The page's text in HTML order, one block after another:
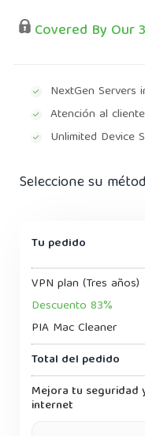
Covered By Our
NextGen Servers
Atención al
Unlimited Device
Seleccione su
Tu pedido
VPN plan (Tres años)
Descuento 83%
PIA Mac Cleaner
Total del pedido
Mejora tu seguridad
internet